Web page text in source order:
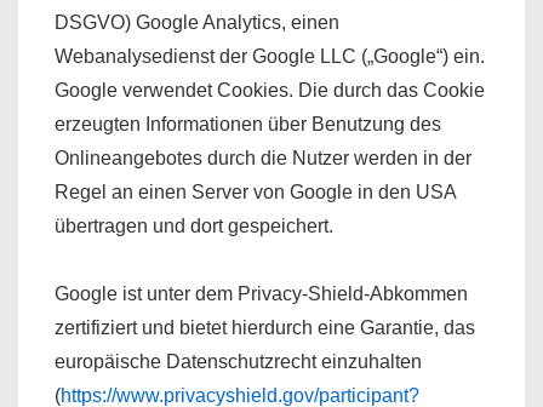
DSGVO) Google Analytics, einen
Webanalysedienst der Google LLC („Google“) ein.
Google verwendet Cookies. Die durch das Cookie
erzeugten Informationen über Benutzung des
Onlineangebotes durch die Nutzer werden in der
Regel an einen Server von Google in den USA
übertragen und dort gespeichert.
Google ist unter dem Privacy-Shield-Abkommen
zertifiziert und bietet hierdurch eine Garantie, das
europäische Datenschutzrecht einzuhalten
(https://www.privacyshield.gov/participant?